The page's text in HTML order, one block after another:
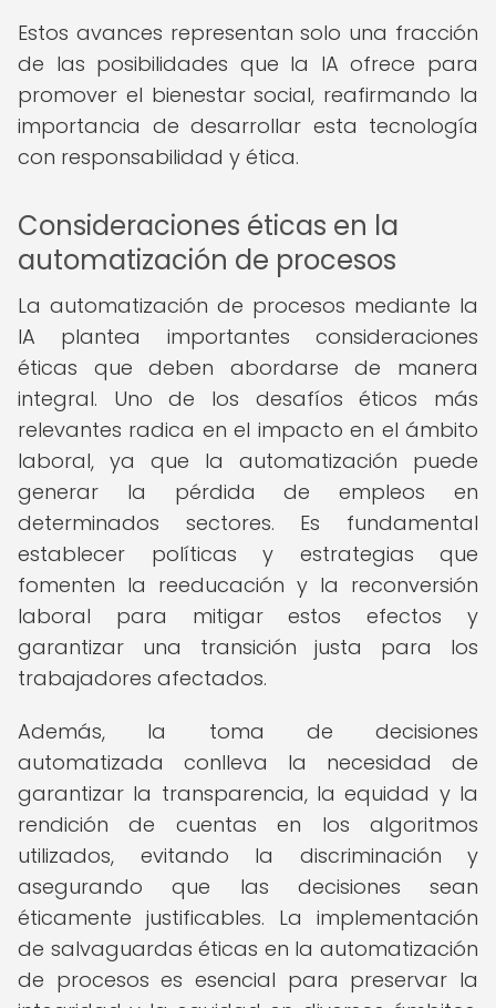
Estos avances representan solo una fracción
de las posibilidades que la IA ofrece para
promover el bienestar social, reafirmando la
importancia de desarrollar esta tecnología
con responsabilidad y ética.
Consideraciones éticas en la
automatización de procesos
La automatización de procesos mediante la
IA plantea importantes consideraciones
éticas que deben abordarse de manera
integral. Uno de los desafíos éticos más
relevantes radica en el impacto en el ámbito
laboral, ya que la automatización puede
generar la pérdida de empleos en
determinados sectores. Es fundamental
establecer políticas y estrategias que
fomenten la reeducación y la reconversión
laboral para mitigar estos efectos y
garantizar una transición justa para los
trabajadores afectados.
Además, la toma de decisiones
automatizada conlleva la necesidad de
garantizar la transparencia, la equidad y la
rendición de cuentas en los algoritmos
utilizados, evitando la discriminación y
asegurando que las decisiones sean
éticamente justificables. La implementación
de salvaguardas éticas en la automatización
de procesos es esencial para preservar la